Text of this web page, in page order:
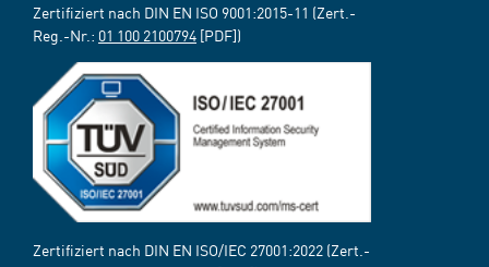
Zertifiziert nach DIN EN ISO 9001:2015-11 (Zert.-
Reg.-Nr.: 01 100 2100794 [PDF])
Zertifiziert nach DIN EN ISO/IEC 27001:2022 (Zert.-